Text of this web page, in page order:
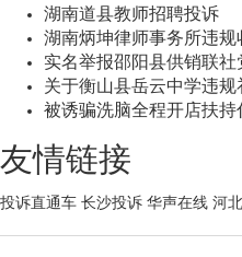
湖南道县教师招聘投诉
湖南炳坤律师事务所违
实名举报邵阳县供销联
关于衡山县岳云中学违
被诱骗洗脑全程开店扶
友情链接
投诉直通车 长沙投诉 华声在线 河